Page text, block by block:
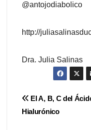
@antojodiabolico
http://
Dra. Julia Salinas
El A, B, C del
Hialurónico